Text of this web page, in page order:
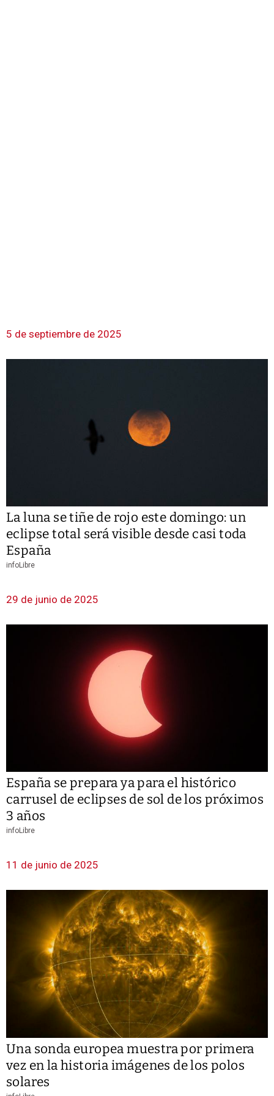
5 de septiembre de 2025
La luna se tiñe de rojo este domingo: un
eclipse total será visible desde casi toda
España
infoLibre
29 de junio de 2025
España se prepara ya para el histórico
carrusel de eclipses de sol de los próximos
3 años
infoLibre
11 de junio de 2025
Una sonda europea muestra por primera
vez en la historia imágenes de los polos
solares